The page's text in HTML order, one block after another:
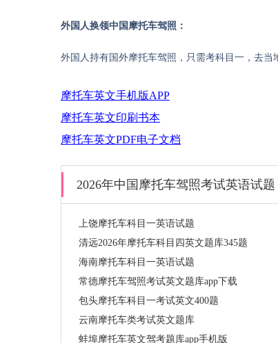
外国人换领中国摩托车驾照：
外国人持有国外摩托车驾照，只需考科目一，去当
摩托车英文手机版APP
摩托车英文印刷书本
摩托车英文PDF电子文档
2026年中国摩托车驾照考试英语试题
上饶摩托车科目一英语试题
清远2026年摩托车科目四英文题库345题
海南摩托车科目一英语试题
常德摩托车驾照考试英文题库app下载
包头摩托车科目一考试英文400题
云南摩托车类考试英文题库
蚌埠摩托车英文驾考题库app手机版